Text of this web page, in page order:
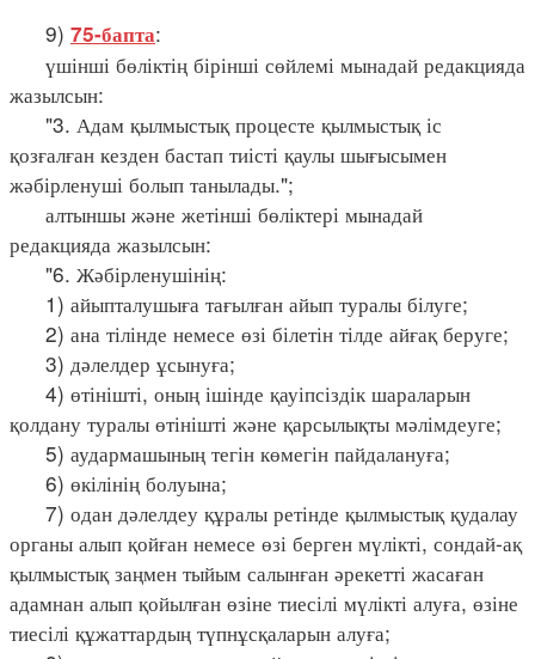
9) 75-бапта:
үшінші бөліктің бірінші сөйлемі мынадай редакцияда
жазылсын:
"3. Адам қылмыстық процесте қылмыстық іс
қозғалған кезден бастап тиісті қаулы шығысымен
жәбірленуші болып танылады.";
алтыншы және жетінші бөліктері мынадай
редакцияда жазылсын:
"6. Жәбірленушінің:
1) айыпталушыға тағылған айып туралы білуге;
2) ана тілінде немесе өзі білетін тілде айғақ беруге;
3) дәлелдер ұсынуға;
4) өтінішті, оның ішінде қауіпсіздік шараларын
қолдану туралы өтінішті және қарсылықты мәлімдеуге;
5) аудармашының тегін көмегін пайдалануға;
6) өкілінің болуына;
7) одан дәлелдеу құралы ретінде қылмыстық қудалау
органы алып қойған немесе өзі берген мүлікті, сондай-ақ
қылмыстық заңмен тыйым салынған әрекетті жасаған
адамнан алып қойылған өзіне тиесілі мүлікті алуға, өзіне
тиесілі құжаттардың түпнұсқаларын алуға;